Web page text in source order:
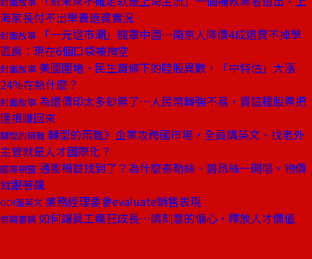
海家長付不出學費返貧實況
封面故事
「一元退市潮」籠罩中國⋯南京人降價4成還賣不掉學
區房：現在6個口袋被掏空
封面故事 美國圍堵、民生蕭條下的陸股異數，「中特估」大漲
24%在熱什麼？
封面故事 為還債印太多鈔票了⋯人民幣轉強不易，買這種股票把
匯損賺回來
轉型的兩難 轉型的兩難》企業攻跨國市場，全員講英文、找老外
主管就是人才國際化？
國際視窗 通膨禍首找到了？為什麼泰勒絲、碧昂絲一開唱，物價
就跟著飆
GO!溜英文 業務經理要會evaluate銷售表現
商周書摘 如何讓員工瘋狂成長⋯請刻意的偏心，釋放人才價值